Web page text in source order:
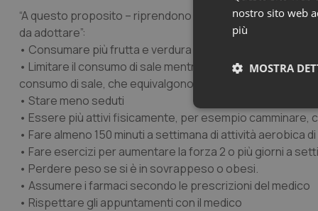
“A questo proposito – riprendono Palmieri e
da adottare”:
• Consumare più frutta e verdura
• Limitare il consumo di sale mentre si cucina e
consumo di sale, che equivalgono a un cucchiaino da thè)
• Stare meno seduti
• Essere più attivi fisicamente, per esempio
• Fare almeno 150 minuti a settimana di attività
• Fare esercizi per aumentare la forza 2 o più giorni a
• Perdere peso se si è in sovrappeso o obesi.
• Assumere i farmaci secondo le prescrizioni del medico
• Rispettare gli appuntamenti con il medico
nostro sito web
più
MOSTRA